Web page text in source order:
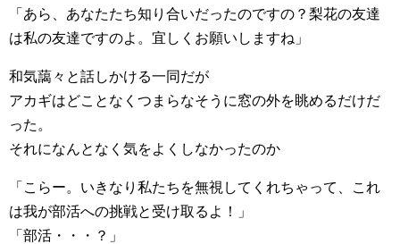
「あら、あなたたち知り合いだったのですの？梨花の友達
は私の友達ですのよ。宜しくお願いしますね」
和気藹々と話しかける一同だが
アカギはどことなくつまらなそうに窓の外を眺めるだけだ
った。
それになんとなく気をよくしなかったのか
「こらー。いきなり私たちを無視してくれちゃって、これ
は我が部活への挑戦と受け取るよ！」
「部活・・・？」